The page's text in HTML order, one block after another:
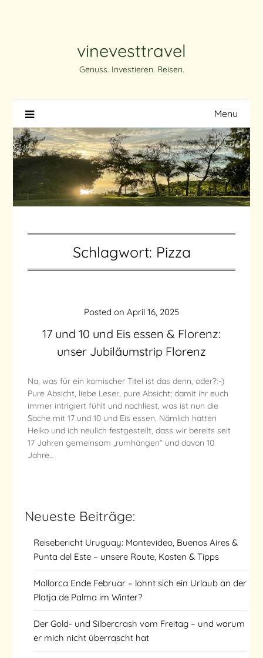
vinevesttravel
Genuss. Investieren. Reisen.
Menu
Schlagwort: Pizza
17 und 10 und Eis essen & Florenz:
unser Jubiläumstrip Florenz
Posted on April 16, 2025
Na, was für ein komischer Titel ist das denn, oder?:-)
Pure Absicht, liebe Leser, pure Absicht; damit ihr euch
immer intrigiert fühlt und nachliest, was ist nun die
Sache mit 17 und 10 und Eis essen. Nämlich hatten
Heiko und ich neulich festgestellt, dass wir bereits seit
17 Jahren gemeinsam „rumhängen“ und davon 10
Jahre…
Neueste Beiträge:
Reisebericht Uruguay: Montevideo, Buenos Aires &
Punta del Este – unsere Route, Kosten & Tipps
Mallorca Ende Februar – lohnt sich ein Urlaub an der
Platja de Palma im Winter?
Der Gold- und Silbercrash vom Freitag – und warum
er mich nicht überrascht hat